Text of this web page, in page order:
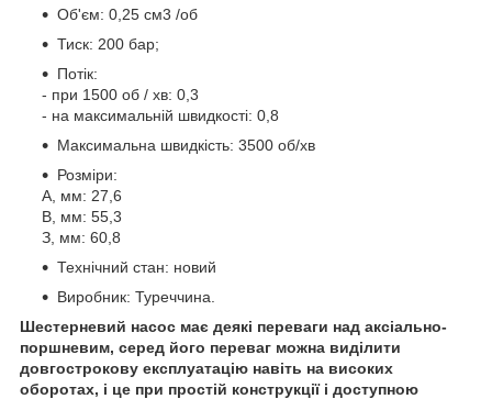
Об'єм: 0,25 см3 /об
Тиск: 200 бар;
Потік:
- при 1500 об / хв: 0,3
- на максимальній швидкості: 0,8
Максимальна швидкість: 3500 об/хв
Розміри:
A, мм: 27,6
B, мм: 55,3
З, мм: 60,8
Технічний стан: новий
Виробник: Туреччина.
Шестерневий насос має деякі переваги над аксіально-
поршневим, серед його переваг можна виділити
довгострокову експлуатацію навіть на високих
оборотах, і це при простій конструкції і доступною